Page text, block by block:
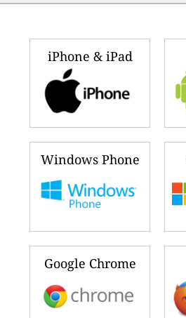
iPhone & iPad
Windows Phone
Google Chrome